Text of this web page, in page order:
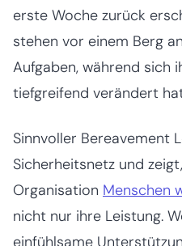
erste Woche zurück
stehen vor einem Berg
Aufgaben, während sich
tiefgreifend verändert
Sinnvoller Bereavement
Sicherheitsnetz und
Organisation Menschen
nicht nur ihre Leistung.
einfühlsame